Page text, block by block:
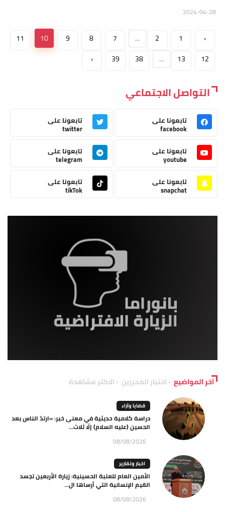
‹
1
2
...
7
8
9
10
11
12
13
...
38
39
›
التواصل الاجتماعي
تابعونا على
facebook
تابعونا على
twitter
تابعونا على
youtube
تابعونا على
telegram
تابعونا على
snapchat
تابعونا على
tikTok
آخر المواضيع اختيار المحررين الاكثر مشاهدة
قضايا وآراء
دراسة كلامية حديثية في معنى خبر: «ارتدّ الناس بعد
الحسين (عليه السلام) إلّا ثلاث...
08/08/2026
اخبار وتقارير
الأمين العام للعتبة الحسينية: زيارة الأربعين تجسد
القيم الإنسانية التي أرساها ال...
08/08/2026